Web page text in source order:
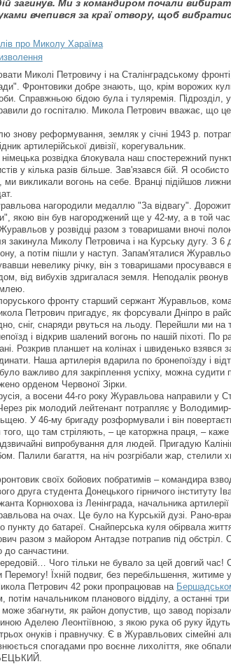
загинув. Ми з командиром почали
вчепився за краї отвору, щоб
про Миколу Хараїма
Миколі Петровичу і на Сталінградському
Фронтовики добре знають, що, крім ворожих
Справжньою бідою була і туляремія.
до госпіталю. Микола Петрович вважає, що
знову реформування, земляк у січні 1943 р.
артилерійської дивізії, корегувальник.
німецька розвідка блокувала наш спостережний
у кілька разів більше. Зав'язався бій. Я особисто
ми викликали вогонь на себе. Вранці підійшов
нагородили медаллю "За відвагу".
якою він був нагороджений ще у 42-му, а в той
у розвідці разом з товаришами вночі
закинула Миколу Петровича і на Курську дугу. З 6
а потім пішли у наступ. Запам'яталися
невелику річку, він з товаришами
від вибухів здригалася земля. Неподалік
фронту старший сержант Журавльов,
Петрович пригадує, як форсували Дніпро в
сніг, снаряди рвуться на льоду. Перейшли ми на
і відкрив шалений вогонь по нашій піхоті. По
Розкрив планшет на колінах і швиденько взявся
Наша артилерія вдарила по бронепоїзду і
важливо для закріплення успіху, можна
орденом Червоної Зірки.
а восени 44-го року Журавльова направили у
рік молодий лейтенант потрапляє у
У 46-му бригаду розформували і він
того, що там стріляють, – це каторжна праця, –
випробування для людей. Пригадую
Палили багаття, на ніч розгрібали жар, стелили
своїх бойових побратимів – командира
друга студента Донецького гірничого інституту
Корнюхова із Ленінграда, начальника
на очах. Це було на Курській дузі. Рано-
пункту до батареї. Снайперська куля обірвала
разом з майором Антадзе потрапив під
до санчастини.
Чого тільки не бувало за цей довгий час!
Перемогу! Їхній подвиг, без перебільшення, житиме у
Петрович 42 роки пропрацював на
потім начальником планового відділу, а останні
збагнути, як район допустив, що завод
Аделею Леонтіївною, з якою рука об руку
онуків і правнучку. Є в Журавльових сімейні
спогадами про воєнне лихоліття, яке